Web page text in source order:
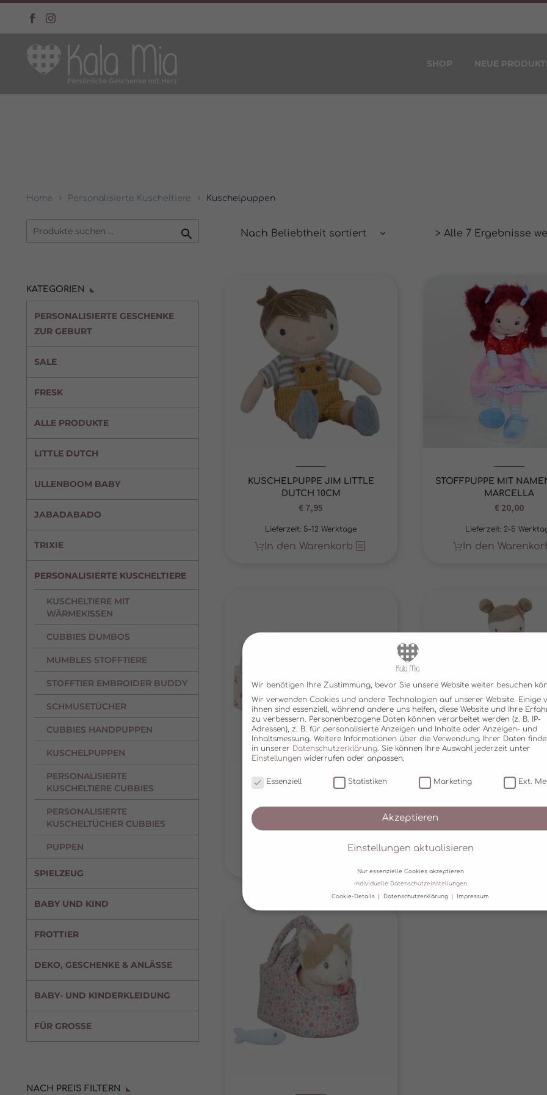
SHOP NEUE
Home Personalisierte Kuscheltiere Kuschelpuppen
Nach Beliebtheit sortiert > Alle 7 Ergebnisse
KUSCHELPUPPE JIM LITTLE
DUTCH 10CM
€ 7,95
Lieferzeit: 5-12 Werktage
In den Warenkorb
STOFFPUPPE MIT
MARCELLA
€ 29,90
€ 20,00
€
Lieferzeit: 2-5
In den
TASCHE LITTLE DUTCH
5-12 Werktage
FLOWERS LITTLE

KATEGORIEN
PERSONALISIERTE GESCHENKE
ZUR GEBURT
SALE
FRESK
ALLE PRODUKTE
LITTLE DUTCH
ULLENBOOM BABY
JABADABADO
TRIXIE
PERSONALISIERTE KUSCHELTIERE
KUSCHELTIERE MIT
WÄRMEKISSEN
CUBBIES DUMBOS
MUMBLES STOFFTIERE
STOFFTIER EMBROIDER BUDDY
SCHMUSETÜCHER
CUBBIES HANDPUPPEN
KUSCHELPUPPEN
PERSONALISIERTE
KUSCHELTIERE CUBBIES
PERSONALISIERTE
KUSCHELTÜCHER CUBBIES
PUPPEN
SPIELZEUG
BABY UND KIND
FROTTIER
DEKO, GESCHENKE & ANLÄSSE
BABY- UND KINDERKLEIDUNG
FÜR GROSSE
NACH PREIS FILTERN
Wir benötigen Ihre Zustimmung, bevor Sie unsere Website weiter besuchen
Wir verwenden Cookies und andere Technologien auf unserer Website. Einige
ihnen sind essenziell, während andere uns helfen, diese Website und Ihre
zu verbessern. Personenbezogene Daten können verarbeitet werden (z. B. IP-
Adressen), z. B. für personalisierte Anzeigen und Inhalte oder Anzeigen- und
Inhaltsmessung. Weitere Informationen über die Verwendung Ihrer Daten
in unserer Datenschutzerklärung Sie können Ihre Auswahl jederzeit unter
Einstellungen widerrufen oder anpassen.
Essenziell Statistiken Marketing Ext.
Akzeptieren
Einstellungen aktualisieren
Nur essenzielle Cookies akzeptieren
Individuelle Datenschutzeinstellungen
Cookie-Details Datenschutzerklärung Impressum
Wir verwenden Cookies und andere Technologien auf unserer Website. Einige
ihnen sind essenziell, während andere uns helfen, diese Website und Ihre
zu verbessern.
Personenbezogene Daten können verarbeitet werden (z. B. IP-
Adressen), z. B. für personalisierte Anzeigen und Inhalte oder Anzeigen- und
Inhaltsmessung.
Weitere Informationen über die Verwendung Ihrer Daten
Datenschutzerklärung
Hier finden Sie eine Übersicht über alle verwendeten Cookies. Sie können Ihre
Einwilligung zu ganzen Kategorien geben oder sich weitere Informationen
lassen und so nur bestimmte Cookies auswählen.
Akzeptieren